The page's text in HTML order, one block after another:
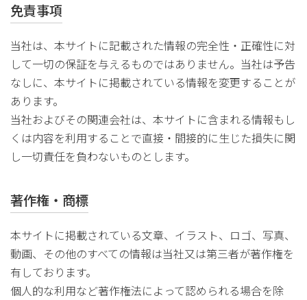
免責事項
当社は、本サイトに記載された情報の完全性・正確性に対
して一切の保証を与えるものではありません。当社は予告
なしに、本サイトに掲載されている情報を変更することが
あります。
当社およびその関連会社は、本サイトに含まれる情報もし
くは内容を利用することで直接・間接的に生じた損失に関
し一切責任を負わないものとします。
著作権・商標
本サイトに掲載されている文章、イラスト、ロゴ、写真、
動画、その他のすべての情報は当社又は第三者が著作権を
有しております。
個人的な利用など著作権法によって認められる場合を除